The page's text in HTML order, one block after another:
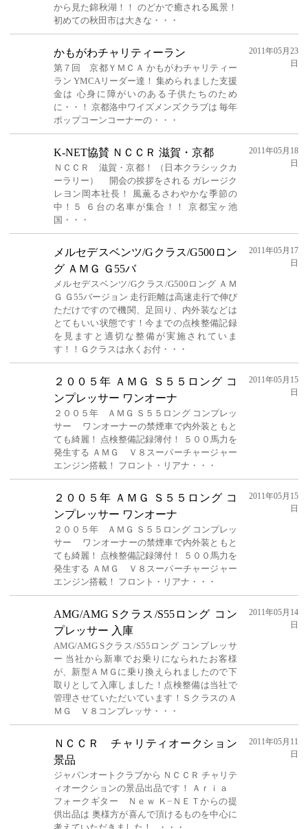
から見た錦秋湖！！ のどかで癒される風景！
初めての秋田市は大きな・・・
かもがわチャリティーラン
第７回 京都ＹＭＣＡ かもがわチャリティー
ラン YMCAリーダー達！ 集められました支援
金は 心身に障がいのある子供たちのため
に・・！ 京都洛中ワイズメンズクラブは 毎年
ポップコーンコーナーの・・・
2011年05月23
日
K-NET協賛 ＮＣＣＲ 滋賀・京都
ＮＣＣＲ 滋賀・京都！ （日本クラシックカ
ーラリー） 開会の挨拶をされる ガレージク
レヨン岡本社長！ 風薫るさわやかな季節の
中！５ ６台の名車が集合！！ 京都宝ヶ池
国・・・
2011年05月18
日
メルセデスベンツ/Gクラス/G500ロン
グ ＡＭＧ Ｇ55バ
メルセデスベンツ/Gクラス/G500ロング ＡＭ
Ｇ Ｇ55バージョン 走行距離は高速走行で伸び
ただけですので機関、足回り、内外装などは
とてもいい状態です！今までの点検整備記録
を見ますと適切な整備が実施されていま
す！！Ｇクラスは永くお付・・・
2011年05月17
日
２００５年 ＡＭＧ Ｓ５５ロング コ
ンプレッサー ワンオーナ
２００５年 ＡＭＧ Ｓ５５ロング コンプレッ
サー ワンオーナーの禁煙車で内外装ともと
ても綺麗！ 点検整備記録簿付！ ５００馬力を
発生する ＡＭＧ Ｖ８スーパーチャージャー
エンジン搭載！ フロント・リアナ・・・
2011年05月15
日
２００５年 ＡＭＧ Ｓ５５ロング コ
ンプレッサー ワンオーナ
２００５年 ＡＭＧ Ｓ５５ロング コンプレッ
サー ワンオーナーの禁煙車で内外装ともと
ても綺麗！ 点検整備記録簿付！ ５００馬力を
発生する ＡＭＧ Ｖ８スーパーチャージャー
エンジン搭載！ フロント・リアナ・・・
2011年05月15
日
AMG/AMG Sクラス/S55ロング コン
プレッサー 入庫
AMG/AMG Sクラス/S55ロング コンプレッサ
ー 当社から新車でお乗りになられたお客様
が、新型ＡＭＧに乗り換えられましたので下
取りとして入庫しました！点検整備は当社で
管理させていただいています！ＳクラスのＡ
ＭＧ Ｖ８コンプレッサ・・・
2011年05月14
日
ＮＣＣＲ チャリティオークション
景品
ジャパンオートクラブから ＮＣＣＲ チャリテ
ィオークションの景品出品です！ Ａｒｉａ
フォークギター Ｎｅｗ Ｋ−ＮＥＴからの提
供出品は 奥様方が喜んで頂けるものを中心に
2011年05月11
日